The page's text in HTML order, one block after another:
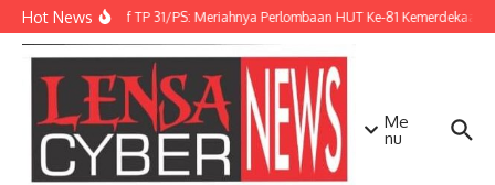
Lewati ke konten
Hot NewsDanbrigif TP 31/PS: Meriahnya Perlombaan HUT Ke-81
Me
nu